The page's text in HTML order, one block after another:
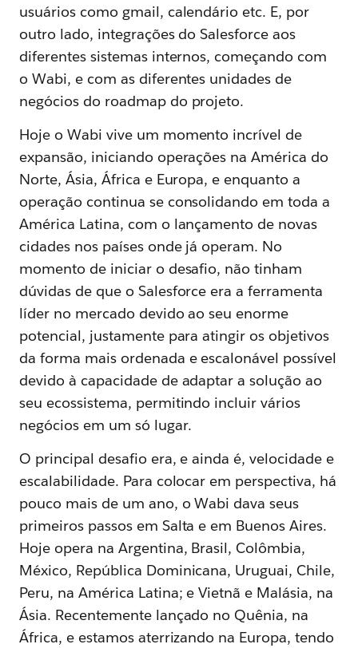
usuários como gmail, calendário etc. E, por
outro lado, integrações do Salesforce aos
diferentes sistemas internos, começando com
o Wabi, e com as diferentes unidades de
negócios do roadmap do projeto.
Hoje o Wabi vive um momento incrível de
expansão, iniciando operações na América do
Norte, Ásia, África e Europa, e enquanto a
operação continua se consolidando em toda a
América Latina, com o lançamento de novas
cidades nos países onde já operam. No
momento de iniciar o desafio, não tinham
dúvidas de que o Salesforce era a ferramenta
líder no mercado devido ao seu enorme
potencial, justamente para atingir os objetivos
da forma mais ordenada e escalonável possível
devido à capacidade de adaptar a solução ao
seu ecossistema, permitindo incluir vários
negócios em um só lugar.
O principal desafio era, e ainda é, velocidade e
escalabilidade. Para colocar em perspectiva, há
pouco mais de um ano, o Wabi dava seus
primeiros passos em Salta e em Buenos Aires.
Hoje opera na Argentina, Brasil, Colômbia,
México, República Dominicana, Uruguai, Chile,
Peru, na América Latina; e Vietnã e Malásia, na
Ásia. Recentemente lançado no Quênia, na
África, e estamos aterrizando na Europa, tendo